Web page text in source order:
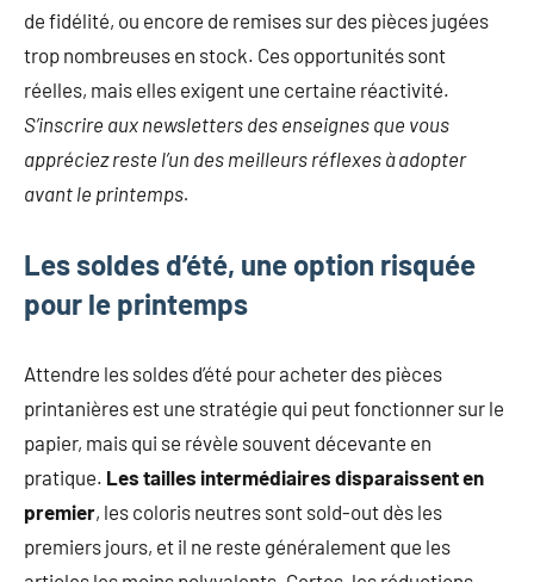
de fidélité, ou encore de remises sur des pièces jugées
trop nombreuses en stock. Ces opportunités sont
réelles, mais elles exigent une certaine réactivité.
S’inscrire aux newsletters des enseignes que vous
appréciez reste l’un des meilleurs réflexes à adopter
avant le printemps.
Les soldes d’été, une option risquée
pour le printemps
Attendre les soldes d’été pour acheter des pièces
printanières est une stratégie qui peut fonctionner sur le
papier, mais qui se révèle souvent décevante en
pratique. Les tailles intermédiaires disparaissent en
premier, les coloris neutres sont sold-out dès les
premiers jours, et il ne reste généralement que les